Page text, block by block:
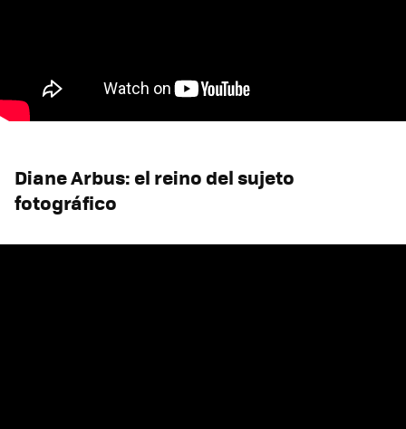
Diane Arbus: el reino del sujeto
fotográfico